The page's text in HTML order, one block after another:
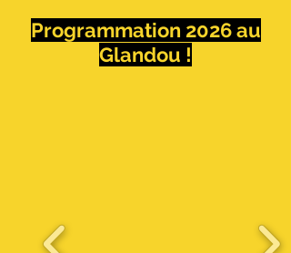
Programmation 2026 au
Glandou !